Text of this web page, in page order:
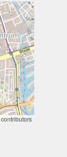
contributors